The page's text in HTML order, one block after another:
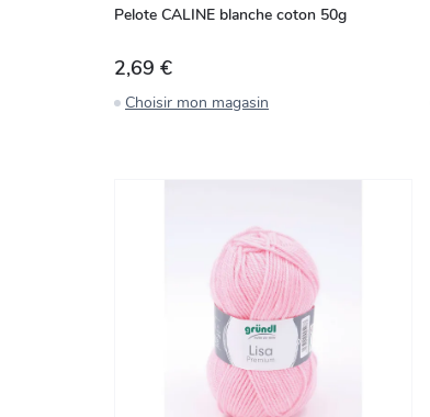
Pelote CALINE blanche coton 50g
2,69 €
Choisir mon magasin